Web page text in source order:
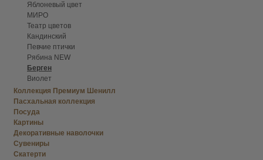
Яблоневый цвет
МИРО
Театр цветов
Кандинский
Певчие птички
Рябина NEW
Берген
Виолет
Коллекция Премиум Шенилл
Пасхальная коллекция
Посуда
Картины
Декоративные наволочки
Сувениры
Скатерти